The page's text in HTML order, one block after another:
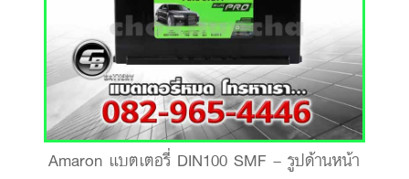
Amaron แบตเตอรี่ DIN100 SMF – รูปด้านหน้า